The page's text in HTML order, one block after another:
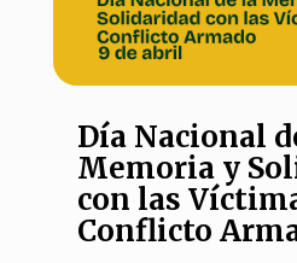
Día Nacional
Memoria y
con las
Conflicto